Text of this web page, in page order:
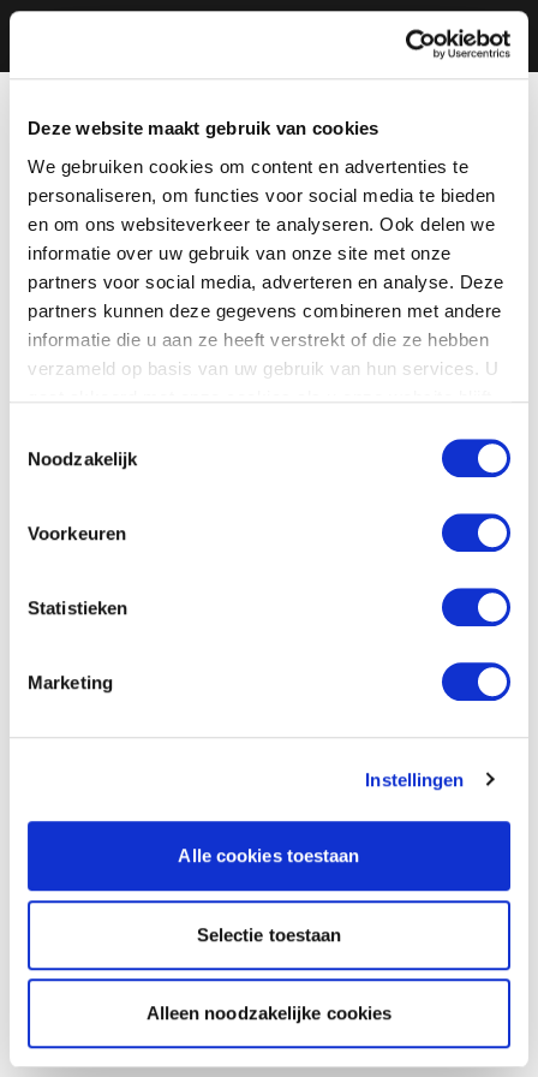
Deze website maakt gebruik van cookies
We gebruiken cookies om content en advertenties te
personaliseren, om functies voor social media te bieden
en om ons websiteverkeer te analyseren. Ook delen we
informatie over uw gebruik van onze site met onze
partners voor social media, adverteren en analyse. Deze
partners kunnen deze gegevens combineren met andere
informatie die u aan ze heeft verstrekt of die ze hebben
verzameld op basis van uw gebruik van hun services. U
Noodzakelijk
Voorkeuren
Statistieken
Marketing
Instellingen
Alle cookies toestaan
Selectie toestaan
Alleen noodzakelijke cookies